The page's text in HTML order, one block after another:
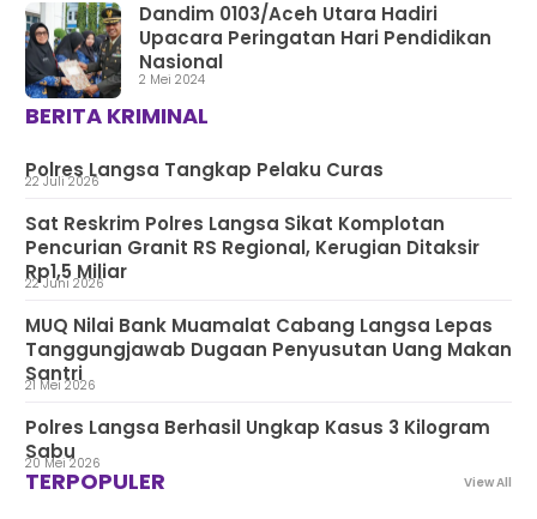
Dandim 0103/Aceh Utara Hadiri
Upacara Peringatan Hari Pendidikan
Nasional
2 Mei 2024
BERITA KRIMINAL
Polres Langsa Tangkap Pelaku Curas
22 Juli 2026
Sat Reskrim Polres Langsa Sikat Komplotan
Pencurian Granit RS Regional, Kerugian Ditaksir
Rp1,5 Miliar
22 Juni 2026
MUQ Nilai Bank Muamalat Cabang Langsa Lepas
Tanggungjawab Dugaan Penyusutan Uang Makan
Santri
21 Mei 2026
Polres Langsa Berhasil Ungkap Kasus 3 Kilogram
Sabu20 Mei 2026
TERPOPULER View All